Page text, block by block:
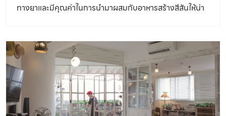
ทางยาและมีคุณค่าในการนำมาผสมกับอาหารสร้างสีสันให้น่า